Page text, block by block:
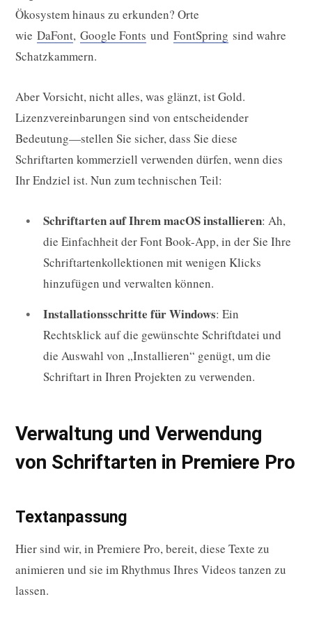
Ökosystem hinaus zu erkunden? Orte
wie DaFont, Google Fonts und FontSpring sind wahre
Schatzkammern.
Aber Vorsicht, nicht alles, was glänzt, ist Gold.
Lizenzvereinbarungen sind von entscheidender
Bedeutung—stellen Sie sicher, dass Sie diese
Schriftarten kommerziell verwenden dürfen, wenn dies
Ihr Endziel ist. Nun zum technischen Teil:
Schriftarten auf Ihrem macOS installieren: Ah,
die Einfachheit der Font Book-App, in der Sie Ihre
Schriftartenkollektionen mit wenigen Klicks
hinzufügen und verwalten können.
Installationsschritte für Windows: Ein
Rechtsklick auf die gewünschte Schriftdatei und
die Auswahl von „Installieren“ genügt, um die
Schriftart in Ihren Projekten zu verwenden.
Verwaltung und Verwendung
von Schriftarten in Premiere Pro
Textanpassung
Hier sind wir, in Premiere Pro, bereit, diese Texte zu
animieren und sie im Rhythmus Ihres Videos tanzen zu
lassen.